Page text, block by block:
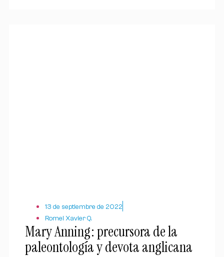
13 de septiembre de 2022
Romel Xavier Q.
Mary Anning: precursora de la
paleontología y devota anglicana